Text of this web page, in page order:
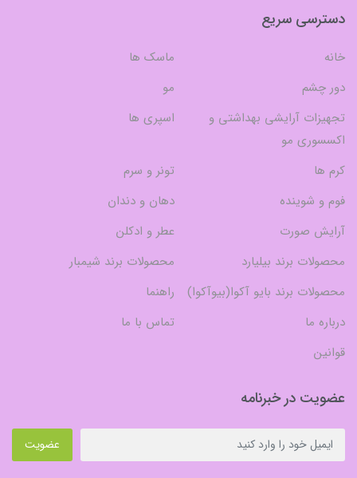
دسترسی سریع
خانه
ماسک ها
دور چشم
مو
تجهیزات آرایشی بهداشتی و
اکسسوری مو
اسپری ها
کرم ها
تونر و سرم
فوم و شوینده
دهان و دندان
آرایش صورت
عطر و ادکلن
محصولات برند بیلیارد
محصولات برند شیمبار
محصولات برند بایو آکوا(بیوآکوا)
راهنما
درباره ما
تماس با ما
قوانین
عضویت در خبرنامه
عضویت